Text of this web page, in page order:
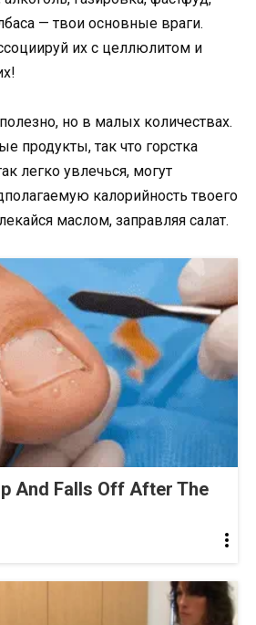
— твои основные враги.
их с целлюлитом и
но в малых количествах.
продукты, так что горстка
легко увлечься, могут
калорийность твоего
маслом, заправляя салат.
And Falls Off After The